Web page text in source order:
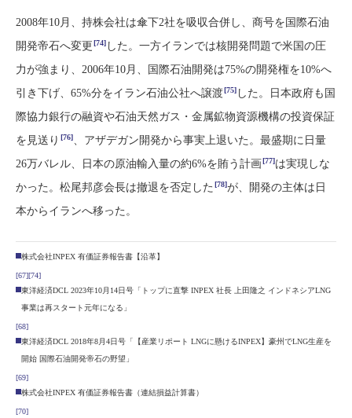
2008年10月、持株会社は傘下2社を吸収合併し、商号を国際石油
開発帝石へ変更[74] した。一方イランでは核開発問題で米国の圧
力が強まり、2006年10月、国際石油開発は75%の開発権を10%へ
引き下げ、65%分をイラン石油公社へ譲渡[75] した。日本政府も国
際協力銀行の融資や石油天然ガス・金属鉱物資源機構の投資保証
を見送り [76]、アザデガン開発から事実上退いた。最盛期に日量
26万バレル、日本の原油輸入量の約6%を賄う計画[77]は実現しな
かった。松尾邦彦会長は撤退を否定した [78]が、開発の主体は日
本からイランへ移った。
株式会社INPEX 有価証券報告書【沿革】
[67][74]
東洋経済DCL 2023年10月14日号「トップに直撃 INPEX 社長 上田隆之 インドネシアLNG
事業は再スタート元年になる」
[68]
東洋経済DCL 2018年8月4日号「【産業リポート LNGに懸けるINPEX】豪州でLNG生産を
開始 国際石油開発帝石の野望」
[69]
株式会社INPEX 有価証券報告書（連結損益計算書）
[70]